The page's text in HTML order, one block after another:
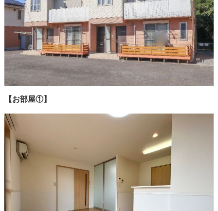
【お部屋①】